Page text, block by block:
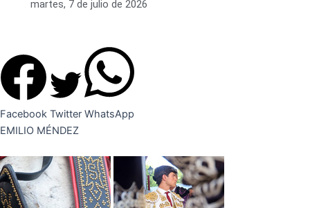
martes, 7 de julio de 2026
Facebook Twitter WhatsApp
EMILIO MÉNDEZ